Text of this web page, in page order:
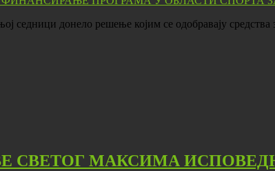
седници донело решење којим се одобравају
СВЕТОГ МАКСИМА